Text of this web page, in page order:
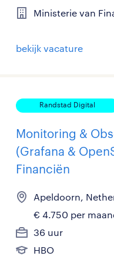
Ministerie van
bekijk vacature
Randstad Digital
Monitoring &
(Grafana &
Financiën
Apeldoorn,
€ 4.750 per
36 uur
HBO